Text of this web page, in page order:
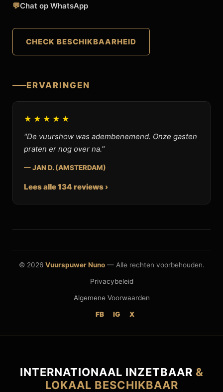
💬Chat op WhatsApp
CHECK BESCHIKBAARHEID
ERVARINGEN
★★★★★
"De vuurshow was adembenemend. Onze gasten
praten er nog over na."
— JAN D. (AMSTERDAM)
Lees alle 134 reviews ›
© 2026 Vuurspuwer Nuno— Alle rechten voorbehouden.
Privacybeleid
Algemene Voorwaarden
FB IG X
INTERNATIONAAL INZETBAAR &
LOKAAL BESCHIKBAAR